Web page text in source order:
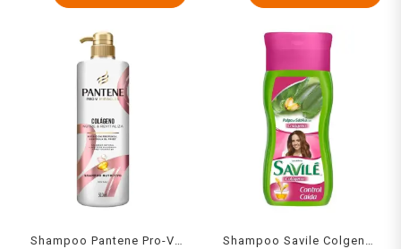
Shampoo Pantene Pro-V
Shampoo Savile Colgeno